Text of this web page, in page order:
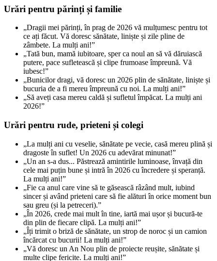
Urări pentru părinți și familie
„Dragii mei părinți, în prag de 2026 vă mulțumesc pentru tot
ce ați făcut. Vă doresc sănătate, liniște și zile pline de
zâmbete. La mulți ani!”
„Tată bun, mamă iubitoare, sper ca noul an să vă dăruiască
putere, pace sufletească și clipe frumoase împreună. Vă
iubesc!”
„Bunicilor dragi, vă doresc un 2026 plin de sănătate, liniște și
bucuria de a fi mereu împreună cu noi. La mulți ani!”
„Să aveți casa mereu caldă și sufletul împăcat. La mulți ani
2026!”
Urări pentru rude, prieteni și colegi
„La mulți ani cu veselie, sănătate pe vecie, casă mereu plină și
dragoste în suflet! Un 2026 cu adevărat minunat!”
„Un an s-a dus... Păstrează amintirile luminoase, învață din
cele mai puțin bune și intră în 2026 cu încredere și speranță.
La mulți ani!”
„Fie ca anul care vine să te găsească râzând mult, iubind
sincer și având prieteni care să fie alături în orice moment bun
sau greu (și la petreceri).”
„În 2026, crede mai mult în tine, iartă mai ușor și bucură-te
din plin de fiecare clipă. La mulți ani!”
„Îți trimit o briză de sănătate, un strop de noroc și un camion
încărcat cu bucurii! La mulți ani!”
„Vă doresc un An Nou plin de proiecte reușite, sănătate și
multe clipe fericite. La mulți ani!”